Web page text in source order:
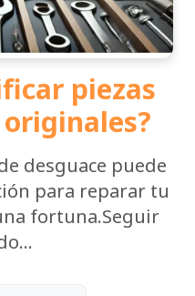
piezas
desguace puede
para reparar tu
fortuna.Seguir